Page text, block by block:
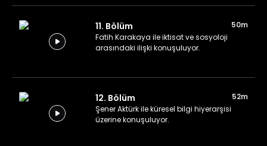
11. Bölüm
50m
Fatih Karakaya ile iktisat ve sosyoloji
arasındaki ilişki konuşuluyor.
12. Bölüm
52m
Şener Aktürk ile küresel bilgi hiyerarşisi
üzerine konuşuluyor.